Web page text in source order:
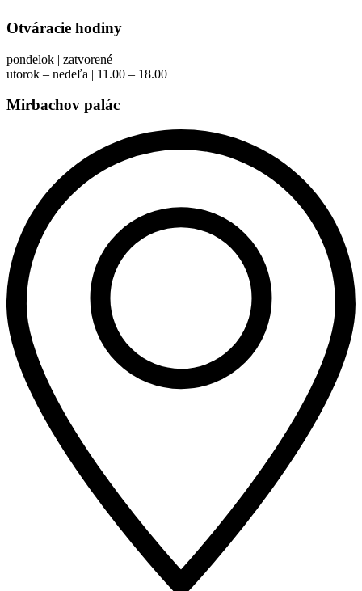
Otváracie hodiny
pondelok | zatvorené
utorok – nedeľa | 11.00 – 18.00
Mirbachov palác